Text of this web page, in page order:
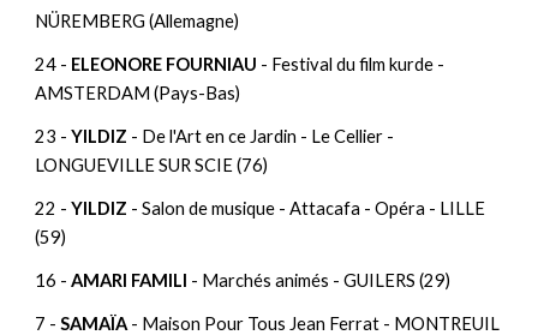
NÜREMBERG (Allemagne)
24 - ELEONORE FOURNIAU - Festival du film kurde -
AMSTERDAM (Pays-Bas)
23 -YILDIZ - De l'Art en ce Jardin - Le Cellier -
LONGUEVILLE SUR SCIE (76)
22 -YILDIZ - Salon de musique - Attacafa - Opéra - LILLE
(59)
16 -AMARI FAMILI - Marchés animés - GUILERS (29)
7 - SAMAÏA - Maison Pour Tous Jean Ferrat - MONTREUIL